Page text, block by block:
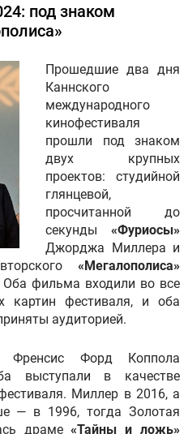
под знаком
Прошедшие два дня
Каннского
международного
кинофестиваля
прошли под знаком
двух крупных
проектов: студийной
глянцевой,
просчитанной до
секунды «Фуриосы»
Джорджа Миллера и
«Мегалополиса»
фильма входили во все
картин фестиваля, и оба
аудиторией.
Форд Коппола
выступали в качестве
Миллер в 2016, а
— в 1996, тогда Золотая
драме«Тайны и ложь»